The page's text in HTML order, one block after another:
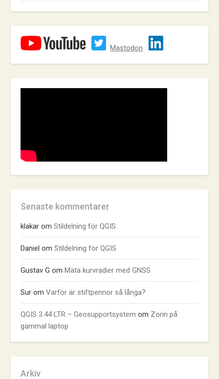
Mastodon
Senaste kommentarer
klakar omStildelning för QGIS
Daniel omStildelning för QGIS
Gustav G omMäta kurvradier med GNSS
Sur omVarför är stiftpennor så långa?
QGIS 3.44 LTR – Geosupportsystem om Zorin på
gammal laptop
Arkiv